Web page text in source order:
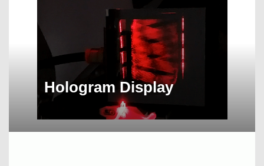
Hologram Display